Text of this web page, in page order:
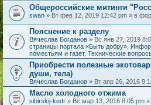
Общероссийские митинги
swan » Вт фев 12, 2019 12:42 pm » в
Пояснение к разделу
Вячеслав Богданов » Вс янв 27, 2019
страницы портала «Быть добру»,
поместьям и газет. Технические
Приобрести полезные
души, тела)
Вячеслав Богданов » Вт апр 26, 2016
Масло холодного отжима
sibirskij-kedr » Вс мар 13, 2016 8:05 pm